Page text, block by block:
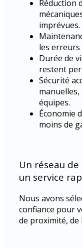
Réduction
imprévues.
les erreurs
Durée de
restent
Sécurité
équipes.
Économie
moins de
Un réseau
un service
Nous avons
confiance pour
de proximité, de